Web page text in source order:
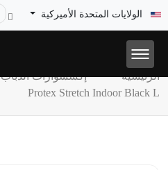
الولايات المتحدة الأميركية
الرئيسية
إكسسوارات الدباب
Protex Stretch Indoor Black L